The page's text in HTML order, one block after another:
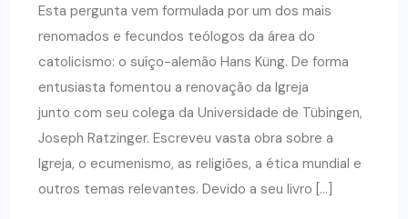
Esta pergunta vem formulada por um dos mais
renomados e fecundos teólogos da área do
catolicismo: o suíço-alemão Hans Küng. De forma
entusiasta fomentou a renovação da Igreja
junto com seu colega da Universidade de Tübingen,
Joseph Ratzinger. Escreveu vasta obra sobre a
Igreja, o ecumenismo, as religiões, a ética mundial e
outros temas relevantes. Devido a seu livro […]